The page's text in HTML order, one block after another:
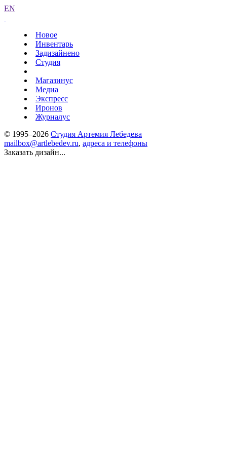
EN
Новое
Инвентарь
Задизайнено
Студия
Магазинус
Медиа
Экспресс
Иронов
Журналус
© 1995–2026 Студия Артемия Лебедева
mailbox@artlebedev.ru, адреса и телефоны
Заказать дизайн...